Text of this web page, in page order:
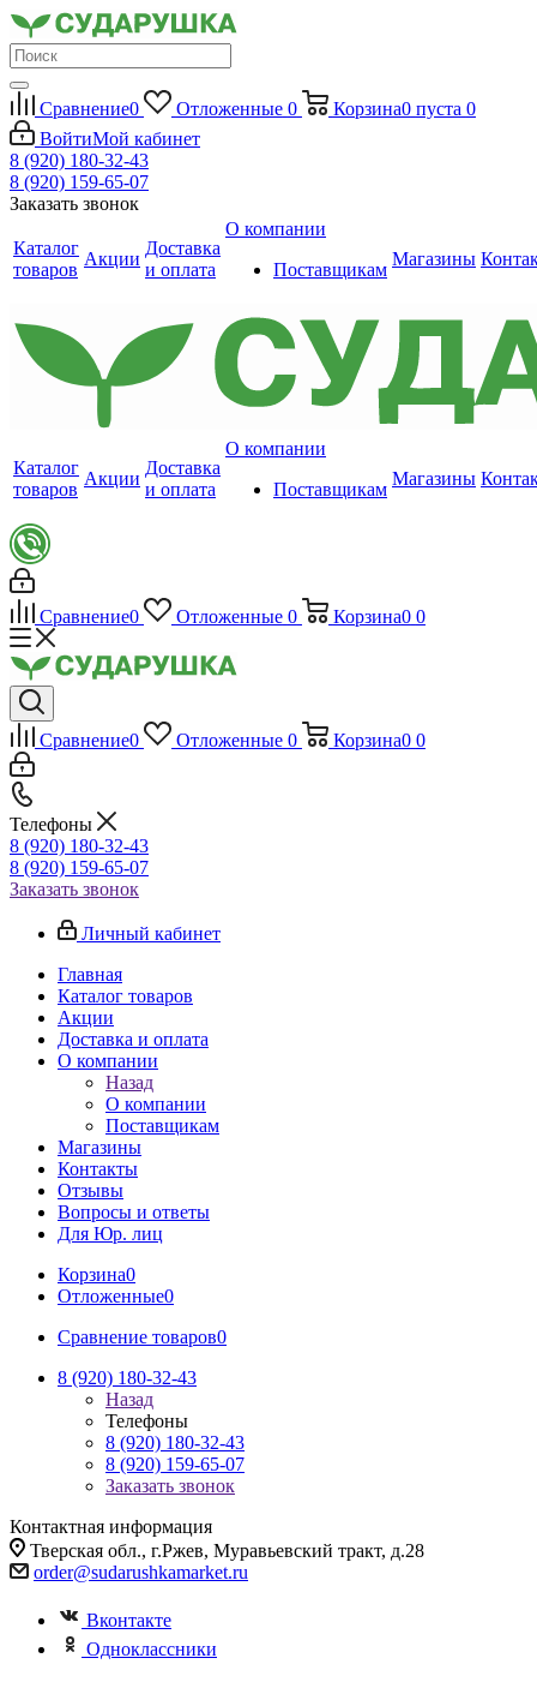
Сравнение0 Отложенные 0 Корзина0 пуста 0
ВойтиМой кабинет
8 (920) 180-32-43
8 (920) 159-65-07
Заказать звонок
Каталог
товаров
Акции
Доставка
и оплата
О компании
Поставщикам
Магазины
Каталог
товаров
Акции
Доставка
и оплата
О компании
Поставщикам
Магазины
Сравнение0 Отложенные 0 Корзина0 0
Сравнение0 Отложенные 0 Корзина0 0
Телефоны
8 (920) 180-32-43
8 (920) 159-65-07
Заказать звонок
Личный кабинет
Главная
Каталог товаров
Акции
Доставка и оплата
О компании
Назад
О компании
Поставщикам
Магазины
Контакты
Отзывы
Вопросы и ответы
Для Юр. лиц
Корзина0
Отложенные0
Сравнение товаров0
8 (920) 180-32-43
Назад
Телефоны
8 (920) 180-32-43
8 (920) 159-65-07
Заказать звонок
Контактная информация
Тверская обл., г.Ржев, Муравьевский тракт, д.28
order@sudarushkamarket.ru
Вконтакте
Одноклассники